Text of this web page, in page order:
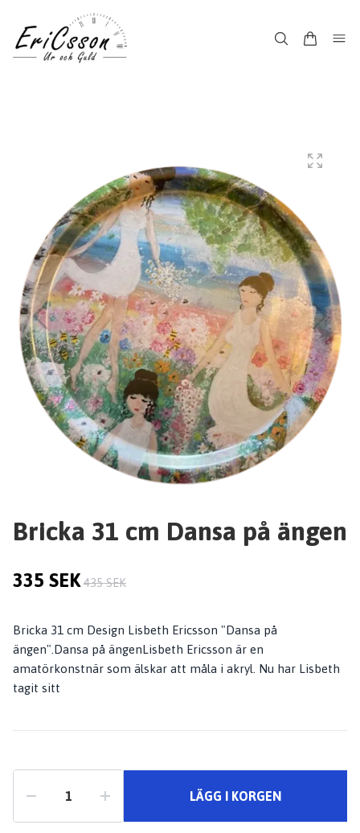
Bricka 31 cm Dansa på ängen
335 SEK 435 SEK
Bricka 31 cm Design Lisbeth Ericsson "Dansa på
ängen".Dansa på ängenLisbeth Ericsson är en
amatörkonstnär som älskar att måla i akryl. Nu har Lisbeth
tagit sitt
LÄGG I KORGEN